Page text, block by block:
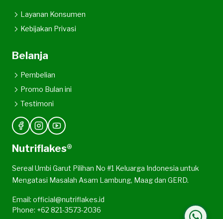
Layanan Konsumen
Kebijakan Privasi
Belanja
Pembelian
Promo Bulan ini
Testimoni
Nutriflakes®
Sereal Umbi Garut Pilihan No #1 Keluarga Indonesia untuk
Mengatasi Masalah Asam Lambung, Maag dan GERD.
Email: official@nutriflakes.id
Phone: +62 821-3573-2036